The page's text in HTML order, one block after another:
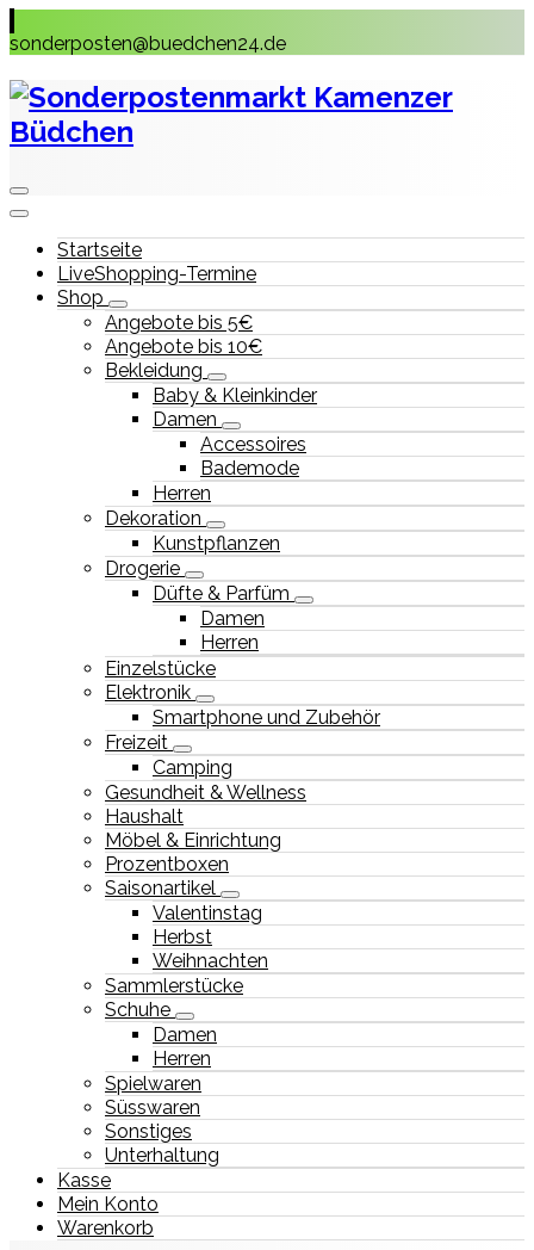
to
sonderposten@buedchen24.de
Startseite
LiveShopping-Termine
Shop
Angebote bis 5€
Angebote bis 10€
Bekleidung
Baby & Kleinkinder
Damen
Accessoires
Bademode
Herren
Dekoration
Kunstpflanzen
Drogerie
Düfte & Parfüm
Damen
Herren
Einzelstücke
Elektronik
Smartphone und Zubehör
Freizeit
Camping
Gesundheit & Wellness
Haushalt
Möbel & Einrichtung
Prozentboxen
Saisonartikel
Valentinstag
Herbst
Weihnachten
Sammlerstücke
Schuhe
Damen
Herren
Spielwaren
Süsswaren
Sonstiges
Unterhaltung
Kasse
Mein Konto
Warenkorb